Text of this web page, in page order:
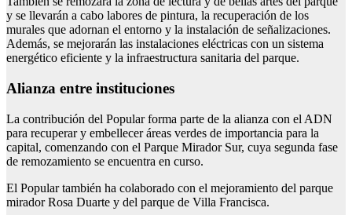
y se llevarán a cabo labores de pintura, la recuperación de los
murales que adornan el entorno y la instalación de señalizaciones.
Además, se mejorarán las instalaciones eléctricas con un sistema
energético eficiente y la infraestructura sanitaria del parque.
Alianza entre instituciones
La contribución del Popular forma parte de la alianza con el ADN
para recuperar y embellecer áreas verdes de importancia para la
capital, comenzando con el Parque Mirador Sur, cuya segunda fase
de remozamiento se encuentra en curso.
El Popular también ha colaborado con el mejoramiento del parque
mirador Rosa Duarte y del parque de Villa Francisca.